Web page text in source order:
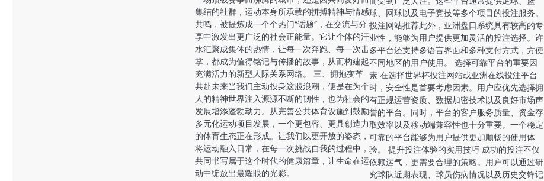
集结的社群，运动本身所承载的拼搏精神与情感
共鸣，被提炼成一个个热门“话题”，在交流与分
享中激发出更广泛的社会正能量。它让个体的汗
水汇聚成集体的热情，让每一次奔跑、每一次击
掌，都成为值得铭记与传播的故事，从而构建起
充满活力的新型人际关系网络。 三、拥抱变革
共赴未来当我们主动投身这股浪潮，便是在为个
人的精神世界注入源源不断的韧性，也为社会的
发展增添蓬勃动力。从完善公共体育设施到鼓励
多元化运动项目发展，一个更包容、更具创造力
的体育生态正在形成。让我们以更开放的姿态，
将运动融入日常，在每一次挑战自我的过程中，
共同书写属于这个时代的健康篇章，让生命在运
动中绽放出最耀眼的光彩。
球、网球以及电子竞技等多个项目的投注服务。
投注网站推荐此外，亚洲盘口系统具有较高的专
业性，能够为用户提供更加灵活的投注选择。许
多平台还支持多语言界面和多种支付方式，方便
不同地区的用户使用。 选择可靠平台的重要因
素 在选择世界杯投注网站或亚洲在线投注平台
时，安全性是首要考虑因素。用户应优先选择拥
有正规运营资质、数据加密技术以及良好市场声
誉的平台。同时，平台的客户服务质量、资金存
取效率以及移动端兼容性也十分重要。一个稳定
可靠的平台能够为用户提供更加顺畅的使用体
验。 提升投注体验的实用技巧 成功的投注不仅
依赖运气，更需要合理的策略。用户可以通过研
究球队近期表现、球员伤病情况以及历史交锋记